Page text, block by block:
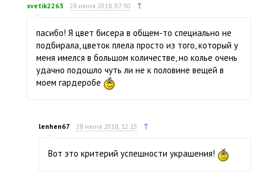
svetik2263 28 июня 2018, 07:50 ↑
пасибо! Я цвет бисера в общем-то специально не
подбирала, цветок плела просто из того, который у
меня имелся в большом количестве, но колье очень
удачно подошло чуть ли не к половине вещей в
моем гардеробе
lenhen67 28 июня 2018, 12:15 ↑
Вот это критерий успешности украшения!